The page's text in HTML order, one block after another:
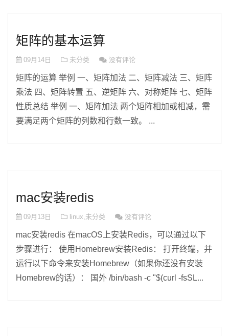
矩阵的基本运算
09月14日 未分类 没有评论
矩阵的运算 举例 一、矩阵加法 二、矩阵减法 三、矩阵
乘法 四、矩阵转置 五、逆矩阵 六、对称矩阵 七、矩阵
性质总结 举例 一、矩阵加法 两个矩阵相加或相减，需
要满足两个矩阵的列数和行数一致。 ...
mac安装redis
09月13日 linux,未分类 没有评论
mac安装redis 在macOS上安装Redis，可以通过以下
步骤进行： 使用Homebrew安装Redis： 打开终端，并
运行以下命令来安装Homebrew（如果你还没有安装
Homebrew的话）： 国外 /bin/bash -c "$(curl -fsSL...